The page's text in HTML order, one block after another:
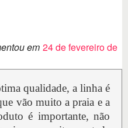
em 24 de fevereiro de
qualidade, a linha é
vão muito a praia e a
é importante, não